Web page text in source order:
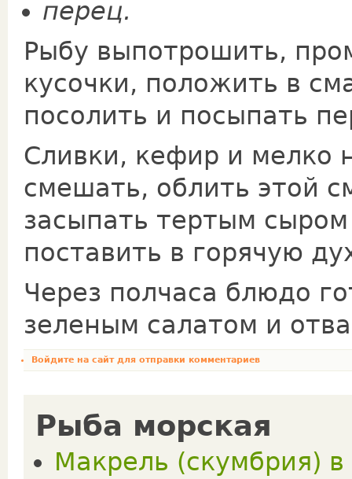
перец.
Рыбу выпотрошить,
кусочки, положить в
посолить и посыпать
Сливки, кефир и мелко
смешать, облить этой
засыпать тертым
поставить в горячую
Через полчаса блюдо
зеленым салатом и
Войдите на сайтдля отправки комментариев
Рыба морская
Макрель (скумбрия)